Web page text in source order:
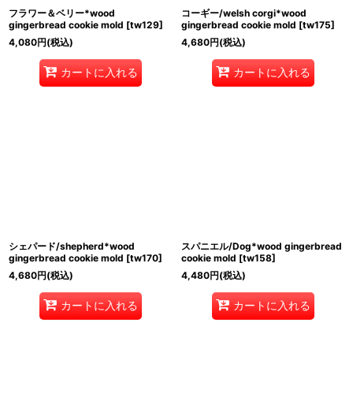
フラワー＆ベリー*wood
gingerbread cookie mold [tw129]
4,080円(税込)
カートに入れる
コーギー/welsh corgi*wood
gingerbread cookie mold [tw175]
4,680円(税込)
カートに入れる
シェパード/shepherd*wood
gingerbread cookie mold [tw170]
4,680円(税込)
カートに入れる
スパニエル/Dog*wood gingerbread
cookie mold [tw158]
4,480円(税込)
カートに入れる